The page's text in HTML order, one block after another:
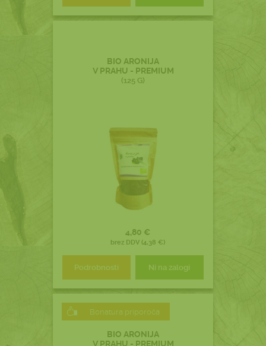
BIO ARONIJA
V PRAHU - PREMIUM
(125 G)
4,80 €
brez DDV (4,38 €)
Podrobnosti Ni na zalogi
Bonatura priporoča
BIO ARONIJA
V PRAHU - PREMIUM